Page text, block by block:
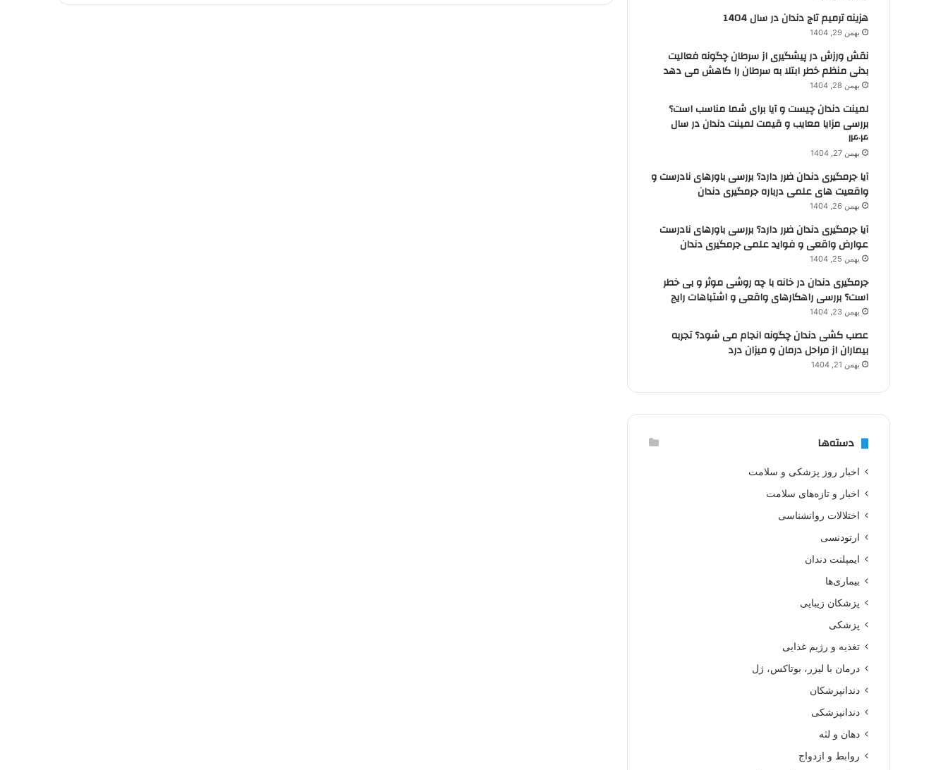
هزینه ترمیم تاج دندان در سال 1404
بهمن 29, 1404
نقش ورزش در پیشگیری از سرطان چگونه فعالیت
بدنی منظم خطر ابتلا به سرطان را کاهش می دهد
بهمن 28, 1404
لمینت دندان چیست و آیا برای شما مناسب است؟
بررسی مزایا معایب و قیمت لمینت دندان در سال
۱۴۰۴
بهمن 27, 1404
آیا جرمگیری دندان ضرر دارد؟ بررسی باورهای نادرست و
واقعیت های علمی درباره جرمگیری دندان
بهمن 26, 1404
آیا جرمگیری دندان ضرر دارد؟ بررسی باورهای نادرست
عوارض واقعی و فواید علمی جرمگیری دندان
بهمن 25, 1404
جرمگیری دندان در خانه با چه روشی موثر و بی خطر
است؟ بررسی راهکارهای واقعی و اشتباهات رایج
بهمن 23, 1404
عصب کشی دندان چگونه انجام می شود؟ تجربه
بیماران از مراحل درمان و میزان درد
بهمن 21, 1404
دسته‌ها
اخبار روز پزشکی و سلامت
اخبار و تازه‌های سلامت
اختلالات روانشناسی
ارتودنسی
ایمپلنت دندان
بیماری‌ها
پزشکان زیبایی
پزشکی
تغذیه و رژیم غذایی
درمان با لیزر، بوتاکس، ژل
دندانپزشکان
دندانپزشکی
دهان و لثه
روابط و ازدواج